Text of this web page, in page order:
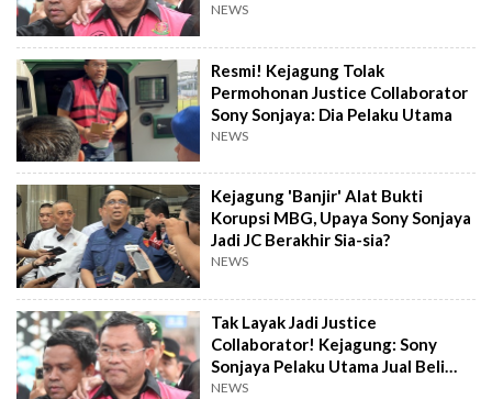
NEWS
Resmi! Kejagung Tolak
Permohonan Justice Collaborator
Sony Sonjaya: Dia Pelaku Utama
NEWS
Kejagung 'Banjir' Alat Bukti
Korupsi MBG, Upaya Sony Sonjaya
Jadi JC Berakhir Sia-sia?
NEWS
Tak Layak Jadi Justice
Collaborator! Kejagung: Sony
Sonjaya Pelaku Utama Jual Beli
Titik SPPG
NEWS